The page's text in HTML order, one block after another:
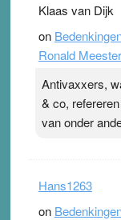
Klaas van Dijk
on
Ronald
Antivaxxers,
& co,
van onder
Hans1263
on